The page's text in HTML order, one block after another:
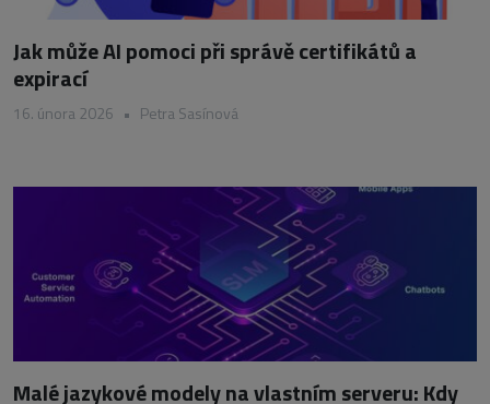
Jak může AI pomoci při správě certifikátů a
expirací
16. února 2026 • Petra Sasínová
Malé jazykové modely na vlastním serveru: Kdy